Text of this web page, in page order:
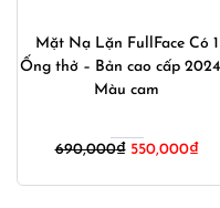
Mặt Nạ Lặn FullFace Có 1
Ống thở – Bản cao cấp
Màu cam
690,000₫ Giá
550,000₫Giá